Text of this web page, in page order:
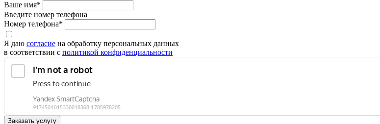
Ваше имя*
Введите номер телефона
Номер телефона*
Я даю согласие на обработку персональных данных
в соответствии с политикой конфиденциальности